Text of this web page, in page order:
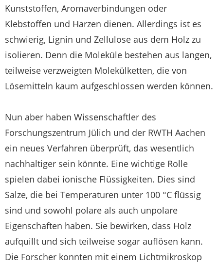
Kunststoffen, Aromaverbindungen oder
Klebstoffen und Harzen dienen. Allerdings ist es
schwierig, Lignin und Zellulose aus dem Holz zu
isolieren. Denn die Moleküle bestehen aus langen,
teilweise verzweigten Molekülketten, die von
Lösemitteln kaum aufgeschlossen werden können.
Nun aber haben Wissenschaftler des
Forschungszentrum Jülich und der RWTH Aachen
ein neues Verfahren überprüft, das wesentlich
nachhaltiger sein könnte. Eine wichtige Rolle
spielen dabei ionische Flüssigkeiten. Dies sind
Salze, die bei Temperaturen unter 100 °C flüssig
sind und sowohl polare als auch unpolare
Eigenschaften haben. Sie bewirken, dass Holz
aufquillt und sich teilweise sogar auflösen kann.
Die Forscher konnten mit einem Lichtmikroskop